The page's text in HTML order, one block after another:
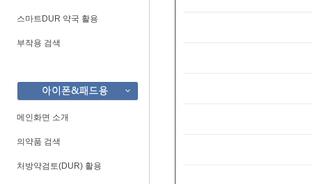
스마트DUR 약국 활용
부작용 검색
메인화면 소개
의약품 검색
처방약검토(DUR) 활용